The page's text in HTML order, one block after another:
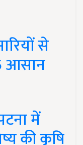
से
आसान
में
की कृषि